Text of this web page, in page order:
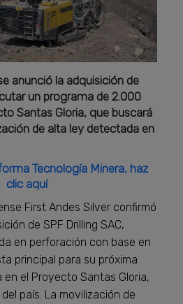
anunció la adquisición de
un programa de 2.000
Santas Gloria, que buscará
de alta ley detectada en
Tecnología Minera, haz
clic aquí
First Andes Silver confirmó
de SPF Drilling SAC,
en perforación con base en
principal para su próxima
el Proyecto Santas Gloria,
país. La movilización de